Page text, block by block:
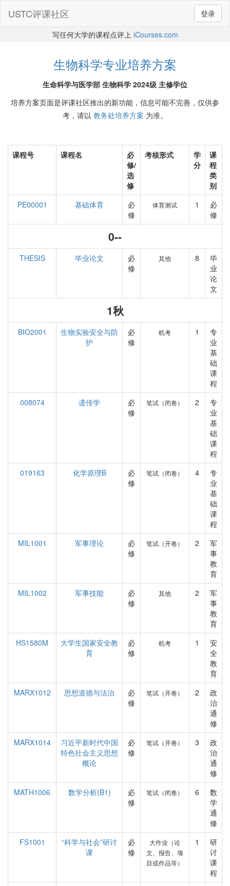
登录
USTC评课社区
写任何大学的课程点评上 iCourses.com
生物科学专业培养方案
生命科学与医学部 生物科学 2024级 主修学位
培养方案页面是评课社区推出的新功能，信息可能不完善，仅供参
考，请以 教务处培养方案 为准。
课程号 课程名
必
修/
选
修
考核形式
学
分
课
程
类
别
PE00001
基础体育
必
修
体育测试 1
必
修
0--
THESIS 毕业论文
必
修
其他 8
毕
业
论
文
1秋
BIO2001
生物实验安全与防
护
必
修
机考 1
专
业
基
础
课
程
008074
遗传学
必
修
笔试（闭卷） 2
专
业
基
础
课
程
019163
化学原理B
必
修
笔试（闭卷） 4
专
业
基
础
课
程
MIL1001
军事理论
必
修
笔试（开卷） 2
军
事
教
育
MIL1002
军事技能
必
修
其他 2
军
事
教
育
HS1580M
大学生国家安全教
育
必
修
机考 1
安
全
教
育
MARX1012
思想道德与法治
必
修
笔试（开卷） 2
政
治
通
修
MARX1014
习近平新时代中国
特色社会主义思想
概论
必
修
笔试（开卷） 3
政
治
通
修
MATH1006
数学分析(B1)
必
修
笔试（闭卷） 6
数
学
通
修
FS1001
“科学与社会”研讨
课
必
修
大作业（论
文、报告、项
目或作品等）
1
研
讨
课
程